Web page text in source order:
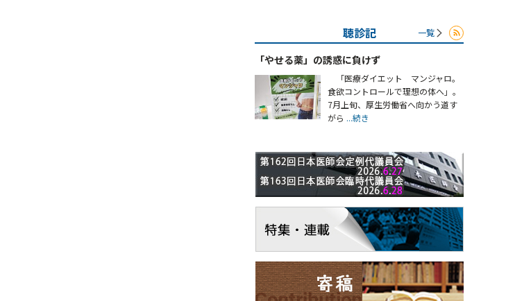
聴診記 一覧
「やせる薬」の誘惑に負けず
「医療ダイエット マンジャロ。
食欲コントロールで理想の体へ」。
7月上旬、厚生労働省へ向かう道す
がら ...続き